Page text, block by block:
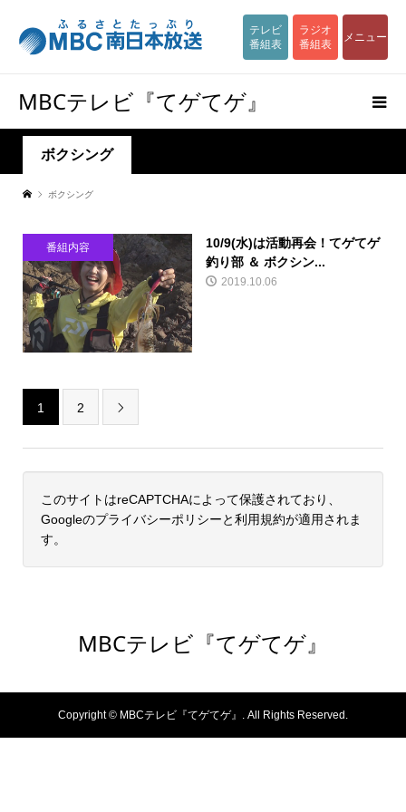
テレビ
番組表
ラジオ
番組表
メニュー
MBCテレビ『てゲてゲ』
ボクシング
ボクシング
番組内容
10/9(水)は活動再会！てゲてゲ
釣り部 ＆ ボクシン...
2019.10.06
1 2 
このサイトはreCAPTCHAによって保護されており、
Googleのプライバシーポリシーと利用規約が適用されま
す。
MBCテレビ『てゲてゲ』
Copyright © MBCテレビ『てゲてゲ』. All Rights Reserved.